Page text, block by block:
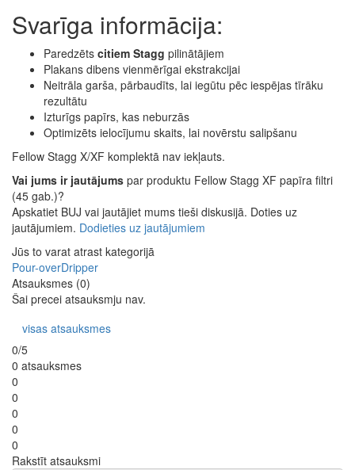
Svarīga informācija:
Paredzēts citiem Stagg pilinātājiem
Plakans dibens vienmērīgai ekstrakcijai
Neitrāla garša, pārbaudīts, lai iegūtu pēc iespējas tīrāku
rezultātu
Izturīgs papīrs, kas neburzās
Optimizēts ielocījumu skaits, lai novērstu salipšanu
Fellow Stagg X/XF komplektā nav iekļauts.
Vai jums ir jautājums par produktu Fellow Stagg XF papīra filtri
(45 gab.)?
Apskatiet BUJ vai jautājiet mums tieši diskusijā. Doties uz
jautājumiem. Dodieties uz jautājumiem
Jūs to varat atrast kategorijā
Pour-overDripper
Atsauksmes (0)
Šai precei atsauksmju nav.
visas atsauksmes
0/5
0 atsauksmes
0
0
0
0
0
Rakstīt atsauksmi